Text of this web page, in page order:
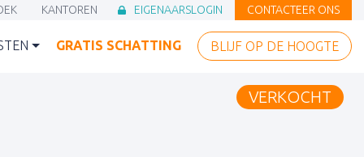
KANTOREN
(KANTOREN)
EIGENAARSLOGIN
(EIGENAARSLOGIN)
CONTACTEER ONS
GRATIS SCHATTING
(GRATIS SCHATTING)
BLIJF OP DE HOOGTE
(BLIJF OP DE
VERKOCHT